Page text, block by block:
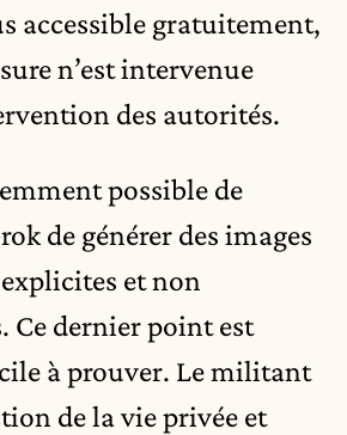
accessible gratuitement,
n’est intervenue
des autorités.
possible de
de générer des images
et non
Ce dernier point est
à prouver. Le militant
de la vie privée et